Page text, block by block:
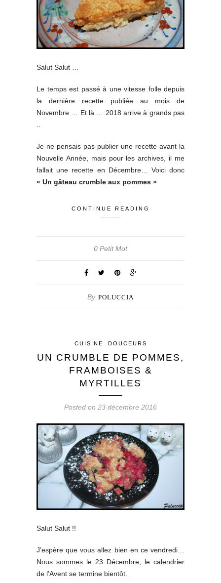
Salut Salut …
Le temps est passé à une vitesse folle depuis
la dernière recette publiée au mois de
Novembre … Et là … 2018 arrive à grands pas
..
Je ne pensais pas publier une recette avant la
Nouvelle Année, mais pour les archives, il me
fallait une recette en Décembre… Voici donc
« Un gâteau crumble aux pommes »
CONTINUE READING
0 Petit Mot
By POLUCCIA
CUISINE DOUCEURS
UN CRUMBLE DE POMMES,
FRAMBOISES &
MYRTILLES
Posted on 23 décembre 2016
Salut Salut !!
J’espère que vous allez bien en ce vendredi…
Nous sommes le 23 Décembre, le calendrier
de l’Avent se termine bientôt.